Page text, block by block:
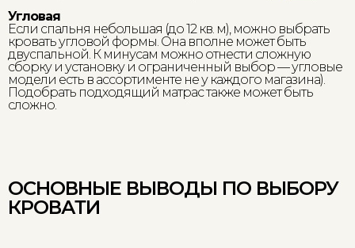
Угловая
Если спальня небольшая (до 12 кв. м), можно выбрать
кровать угловой формы. Она вполне может быть
двуспальной. К минусам можно отнести сложную
сборку и установку и ограниченный выбор — угловые
модели есть в ассортименте не у каждого магазина).
Подобрать подходящий матрас также может быть
сложно.
ОСНОВНЫЕ ВЫВОДЫ ПО ВЫБОРУ
КРОВАТИ